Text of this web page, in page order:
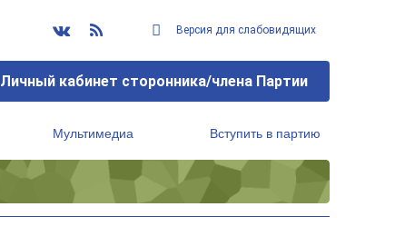
Версия для слабовидящих
Личный кабинет сторонника/члена Партии
Мультимедиа Вступить в партию